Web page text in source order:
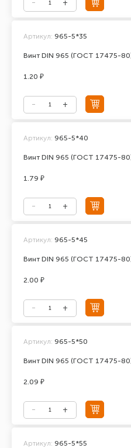
Винт DIN 965 (ГОСТ 17475-
Артикул: 965-5*35
1.20 ₽
Винт DIN 965 (ГОСТ 17475-
Артикул: 965-5*40
1.79 ₽
Винт DIN 965 (ГОСТ 17475-
Артикул: 965-5*45
2.00 ₽
Винт DIN 965 (ГОСТ 17475-
Артикул: 965-5*50
2.09 ₽
Артикул: 965-5*55